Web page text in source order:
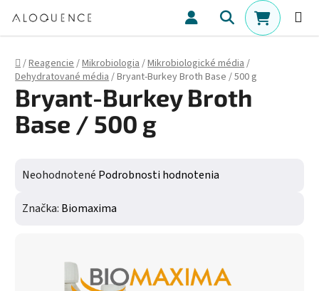
Hľadať
Domov
/Reagencie/Mikrobiologia/Mikrobiologické média/
Dehydratované média/Bryant-Burkey Broth Base / 500 g
Bryant-Burkey Broth
Base / 500 g
Priemerné hodnotenie produktu je 0,0 z 5 hviezdičiek.
Neohodnotené Podrobnosti hodnotenia
Značka: Biomaxima